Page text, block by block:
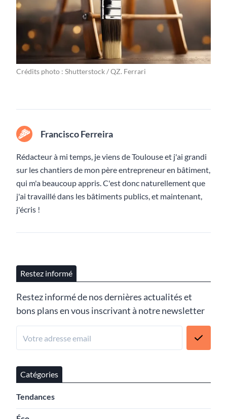
Crédits photo : Shutterstock / QZ. Ferrari
Francisco Ferreira
Rédacteur à mi temps, je viens de Toulouse et j'ai grandi
sur les chantiers de mon père entrepreneur en bâtiment,
qui m'a beaucoup appris. C'est donc naturellement que
j'ai travaillé dans les bâtiments publics, et maintenant,
j'écris !
Restez informé
Restez informé de nos dernières actualités et
bons plans en vous inscrivant à notre newsletter
Catégories
Tendances